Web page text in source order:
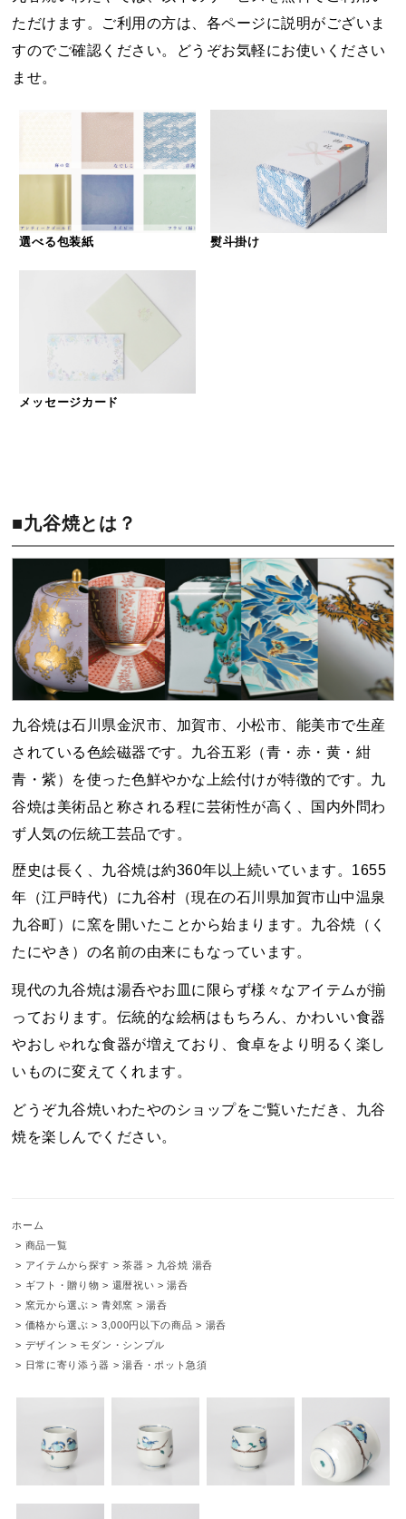
ただけます。ご利用の方は、各ページに説明がございま
すのでご確認ください。どうぞお気軽にお使いください
ませ。
選べる包装紙 熨斗掛け
メッセージカード
■九谷焼とは？
九谷焼は石川県金沢市、加賀市、小松市、能美市で生産
されている色絵磁器です。九谷五彩（青・赤・黄・紺
青・紫）を使った色鮮やかな上絵付けが特徴的です。九
谷焼は美術品と称される程に芸術性が高く、国内外問わ
ず人気の伝統工芸品です。
歴史は長く、九谷焼は約360年以上続いています。1655
年（江戸時代）に九谷村（現在の石川県加賀市山中温泉
九谷町）に窯を開いたことから始まります。九谷焼（く
たにやき）の名前の由来にもなっています。
現代の九谷焼は湯呑やお皿に限らず様々なアイテムが揃
っております。伝統的な絵柄はもちろん、かわいい食器
やおしゃれな食器が増えており、食卓をより明るく楽し
いものに変えてくれます。
どうぞ九谷焼いわたやのショップをご覧いただき、九谷
焼を楽しんでください。
ホーム
> 商品一覧
> アイテムから探す >茶器 > 九谷焼 湯呑
> ギフト・贈り物 > 還暦祝い >湯呑
> 窯元から選ぶ > 青郊窯 >湯呑
> 価格から選ぶ > 3,000円以下の商品 > 湯呑
> デザイン >モダン・シンプル
> 日常に寄り添う器 >湯呑・ポット急須